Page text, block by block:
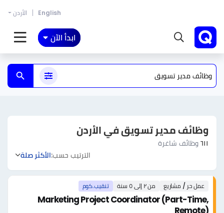
English الأردن
ابدأ الآن
وظائف مدير تسويق في الأردن
٦١١ وظائف شاغرة
الترتيب حسب:الأكثر صلة
عمل حر / مشاريع من ٢ إلى ٥ سنة تنقيب.كوم
Marketing Project Coordinator (Part-Time,
Remote)